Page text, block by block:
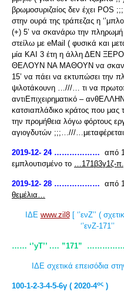
βρωμοσυριζαίος δεν έχει POS
στην ουρά της τράπεζας η
(+) 5’ να σκανάρω την πληρωμή
στείλω με eMail ( φυσικά και
μία ΚΑΙ 3 έτη η άλλη ΔΕΝ
ΘΕΛΟΥΝ ΝΑ ΜΑΘΟΥΝ να
15’ να πάει να εκτυπώσει την
ψιλοτάκουνη …///… τι να
αντιΕπιχειρηματικό –
κατσιαπλάδικο κράτος που μας
την προμήθεια λόγω φόρτους
αγιογδυτών ;;;…///…μεταφέρεται
2019-12- 24 ……………… από
εμπλουτισμένο το …171β3γ1ζ-
2019-12- 28 ……………… από
θεμέλια…
ΙΔΕ www.zil8[ ‘’ενΖ’’ (
‘’ενΖ-171’’
…… ‘’yT’’ .… ”171”
ΙΔΕ σχετικά επεισόδια
100-1-2-3-4-5-6γ ( 2020-4ος )